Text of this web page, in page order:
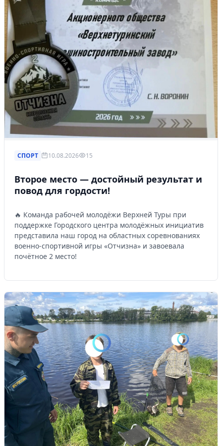
СПОРТ 10.08.2026 15
Второе место — достойный результат и
повод для гордости!
🔥 Команда рабочей молодёжи Верхней Туры при
поддержке Городского центра молодёжных инициатив
представила наш город на областных соревнованиях
военно-спортивной игры «Отчизна» и завоевала
почётное 2 место!